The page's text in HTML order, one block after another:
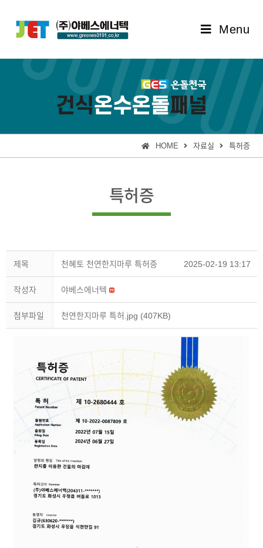
Menu
HOME 자료실 특허증
특허증
제목 천혜토 천연한지마루 특허증 2025-02-19 13:17
작성자 야베스에너텍
첨부파일 천연한지마루 특허.jpg (407KB)